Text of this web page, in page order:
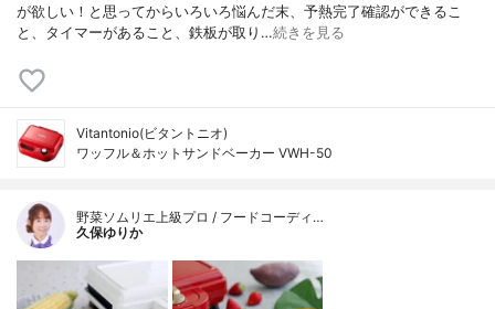
が欲しい！と思ってからいろいろ悩んだ末、予熱完了確認ができるこ
と、タイマーがあること、鉄板が取り…続きを見る
Vitantonio(ビタントニオ)
ワッフル＆ホットサンドベーカー VWH-50
野菜ソムリエ上級プロ / フードコーディ…
久保ゆりか